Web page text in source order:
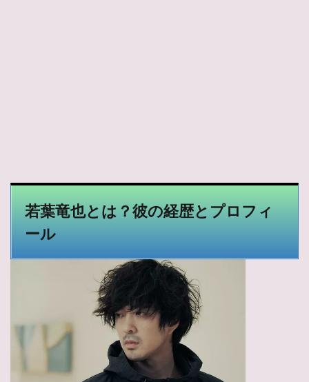
若葉竜也とは？彼の経歴とプロフィ
ール